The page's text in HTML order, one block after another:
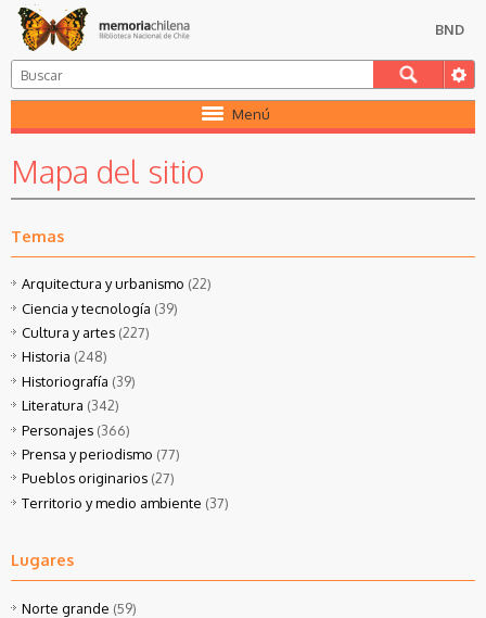
BND
Menú
Mapa del sitio
Temas
Arquitectura y urbanismo (22)
Ciencia y tecnología (39)
Cultura y artes (227)
Historia (248)
Historiografía (39)
Literatura (342)
Personajes (366)
Prensa y periodismo (77)
Pueblos originarios (27)
Territorio y medio ambiente (37)
Lugares
Norte grande (59)